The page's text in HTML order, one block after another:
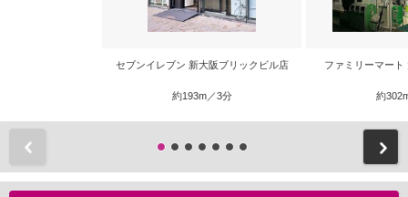
セブンイレブン 新大阪ブリックビル店
約193m／3分
ファミリーマー
約